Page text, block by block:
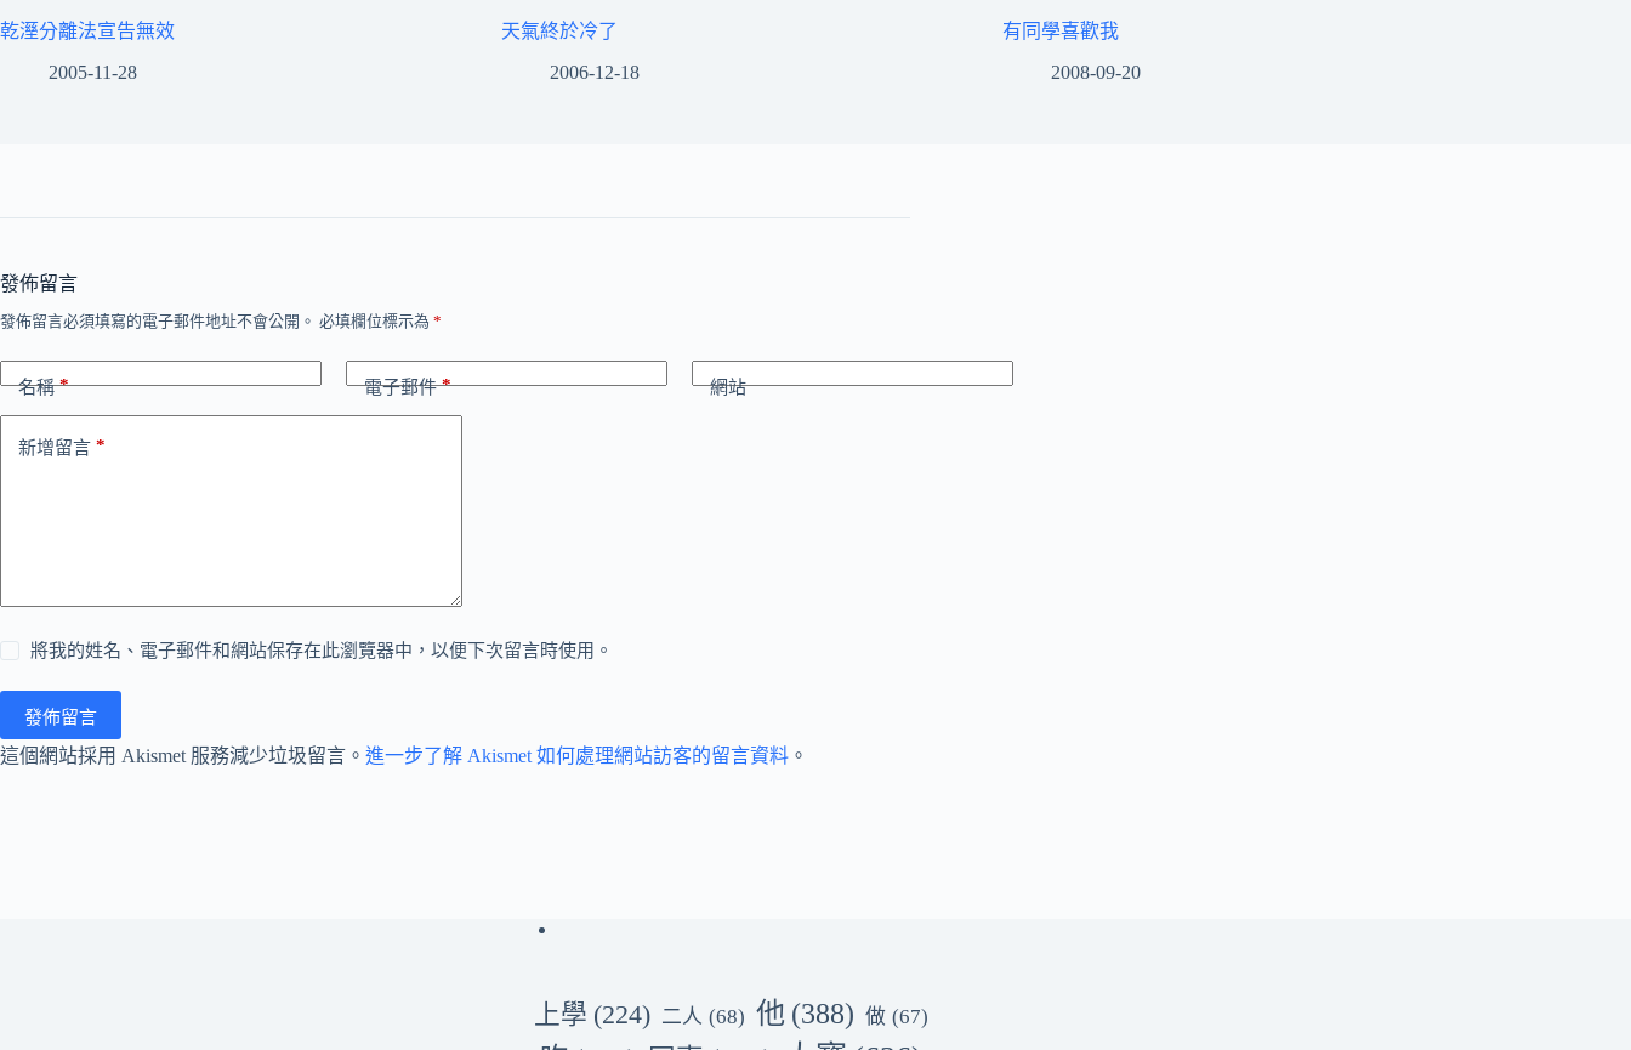
乾溼分離法宣告無效
2005-11-28
天氣終於冷了
2006-12-18
有同學喜歡我
2008-09-20
發佈留言
發佈留言必須填寫的電子郵件地址不會公開。 必填欄位標示為 *
名稱* 電子郵件* 網站
新增留言 *
將我的姓名、電子郵件和網站保存在此瀏覽器中，以便下次留言時使用。
發佈留言
這個網站採用 Akismet 服務減少垃圾留言。 進一步了解 Akismet 如何處理網站訪客的留言資料 。
上學 (224) 二人 (68) 他 (388) 做 (67)